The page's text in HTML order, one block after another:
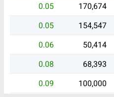
170,674
0.05
154,547
0.05
50,414
0.06
68,393
0.08
100,000
0.09